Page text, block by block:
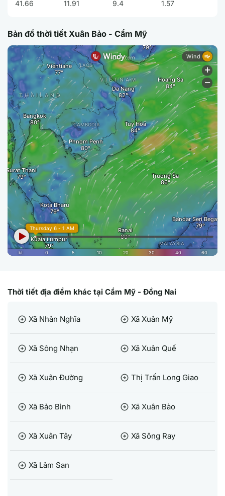
41.66 11.91 9.4 1.57
Bản đồ thời tiết Xuân Bảo - Cẩm Mỹ
Thời tiết địa điểm khác tại Cẩm Mỹ - Đồng Nai
arrow_circle_right Xã Nhân Nghĩa arrow_circle_right Xã Xuân Mỹ
arrow_circle_right Xã Sông Nhạn arrow_circle_right Xã Xuân Quế
arrow_circle_right Xã Xuân Đường arrow_circle_right Thị Trấn Long Giao
arrow_circle_right Xã Bảo Bình arrow_circle_right Xã Xuân Bảo
arrow_circle_right Xã Xuân Tây arrow_circle_right Xã Sông Ray
arrow_circle_right Xã Lâm San